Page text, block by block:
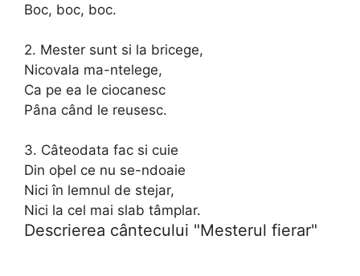
Boc, boc, boc.
2. Mester sunt si la bricege,
Nicovala ma-ntelege,
Ca pe ea le ciocanesc
Pâna când le reusesc.
3. Câteodata fac si cuie
Din oþel ce nu se-ndoaie
Nici în lemnul de stejar,
Nici la cel mai slab tâmplar.
Descrierea cântecului "Mesterul fierar"